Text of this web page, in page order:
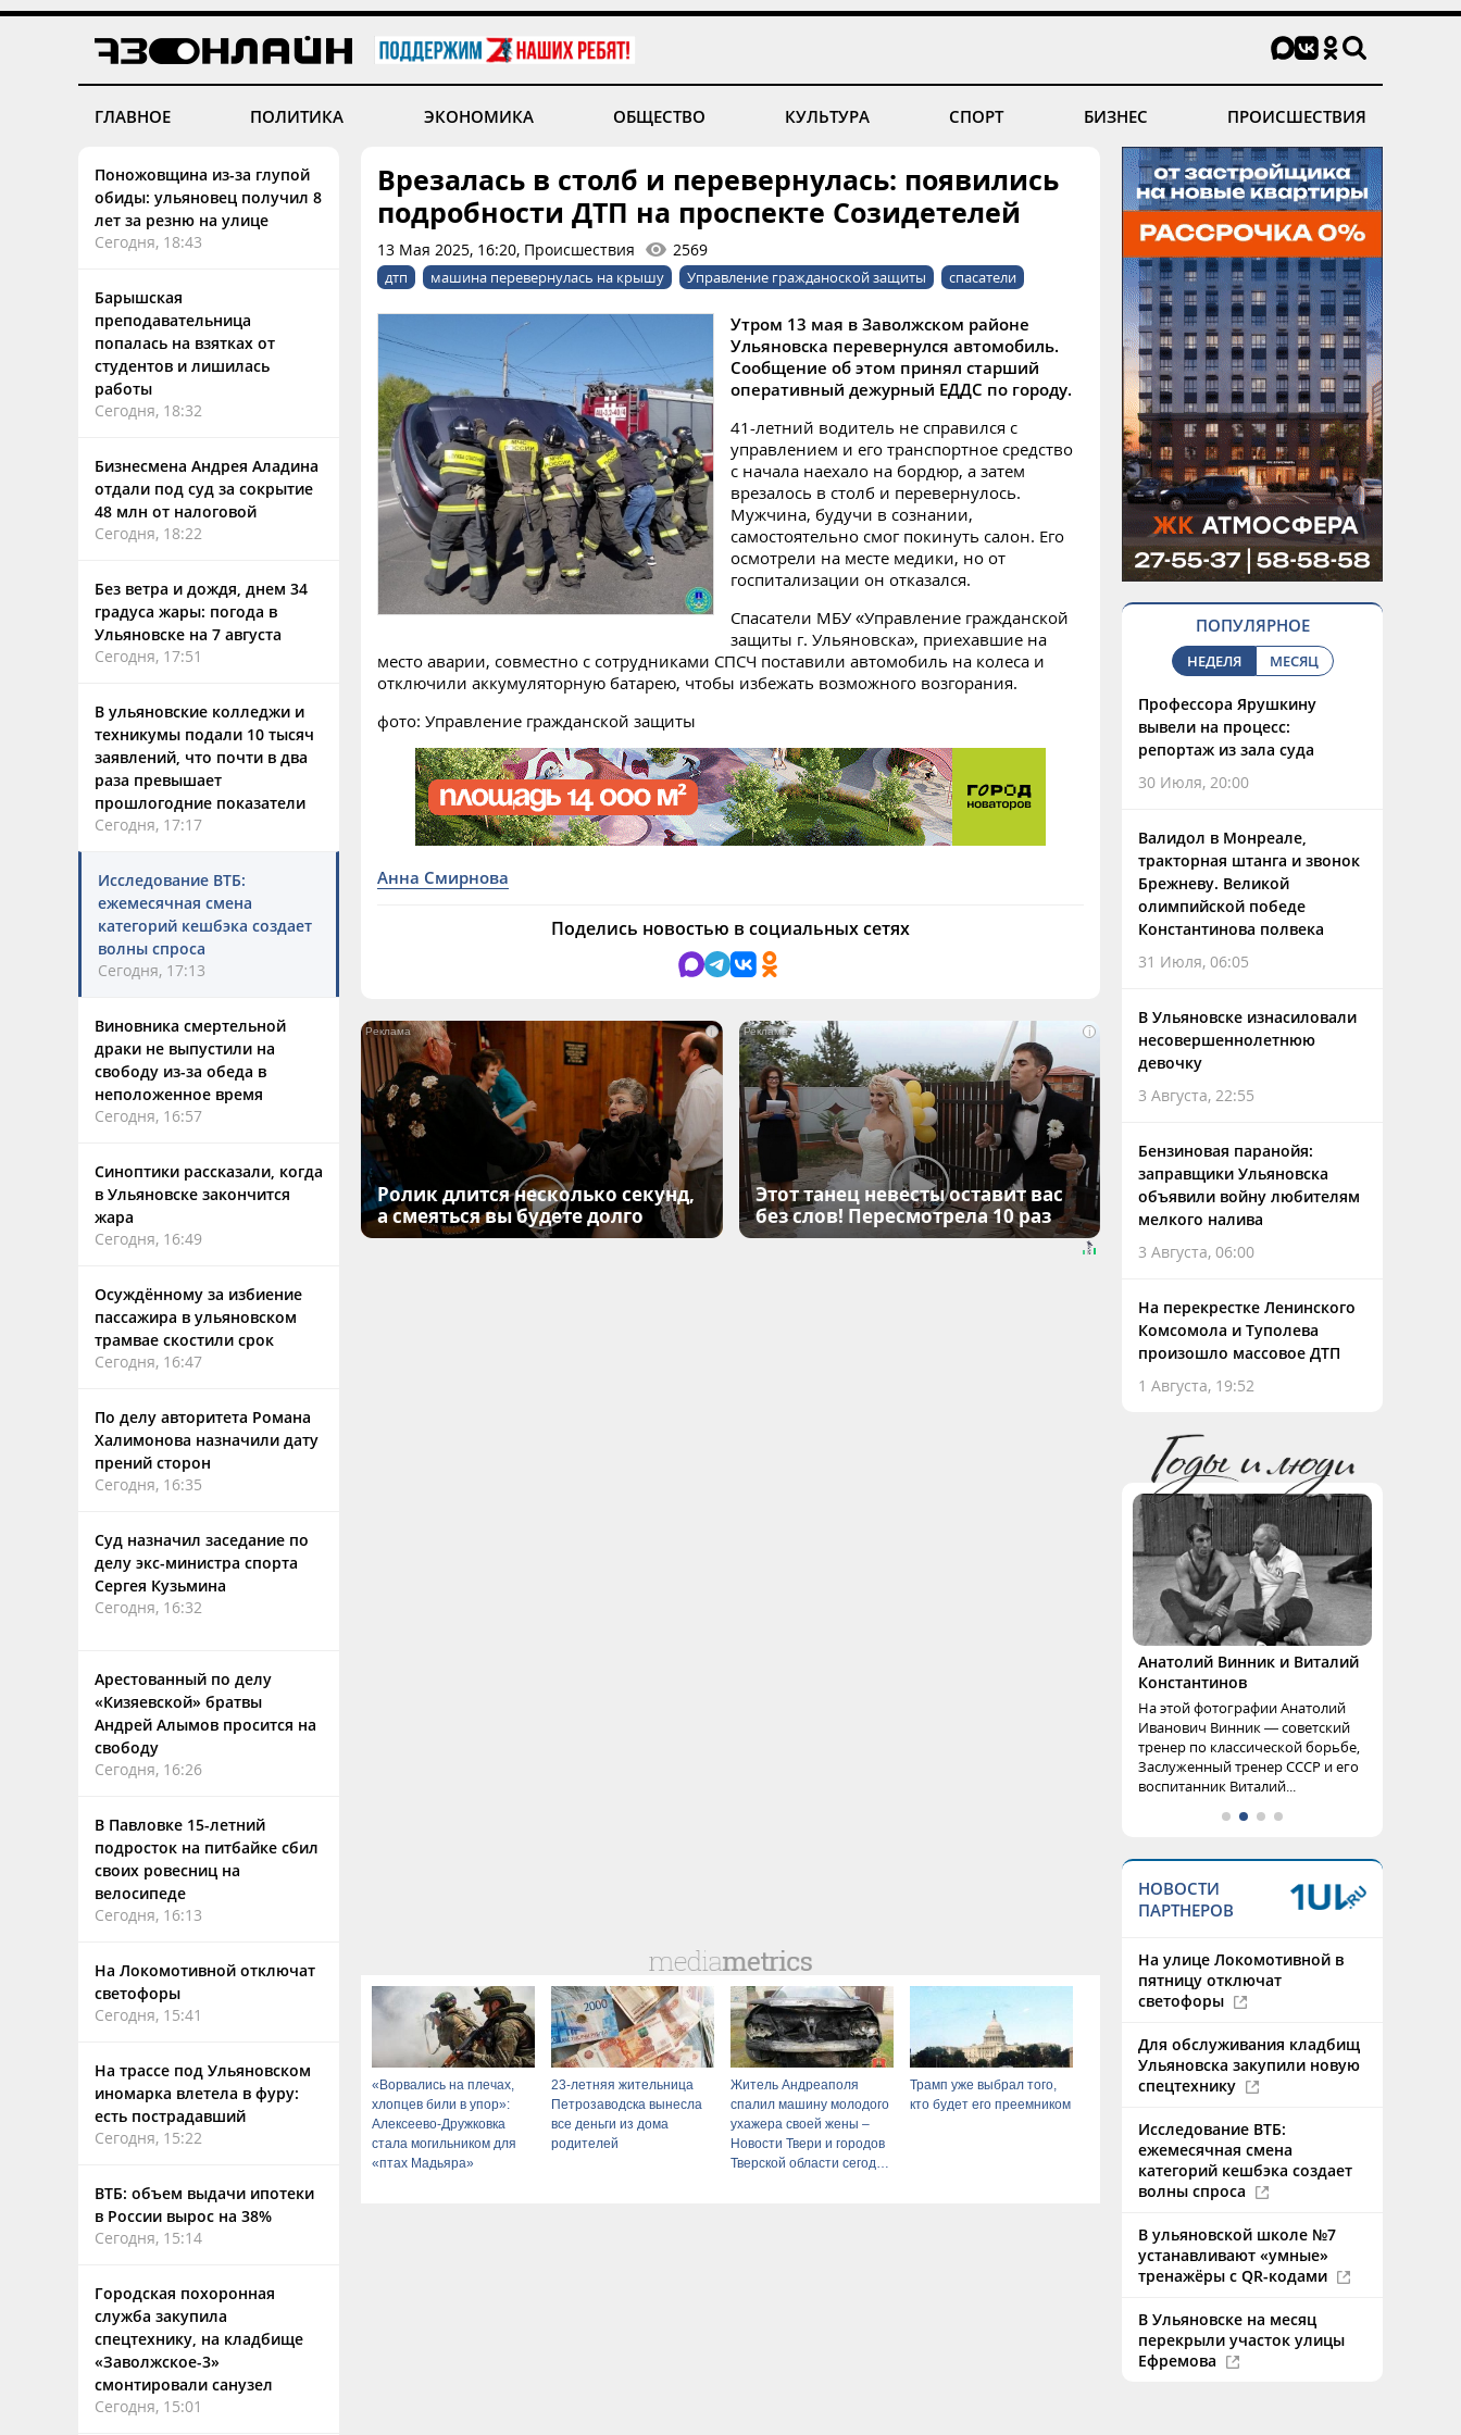
ГЛАВНОЕ ПОЛИТИКА ЭКОНОМИКА ОБЩЕСТВО КУЛЬТУРА СПОРТ БИЗНЕС ПРОИСШЕСТВИЯ
Поножовщина из-за глупой
обиды: ульяновец получил 8
лет за резню на улице
Сегодня, 18:43
Барышская
преподавательница
попалась на взятках от
студентов и лишилась
работы
Сегодня, 18:32
Бизнесмена Андрея Аладина
отдали под суд за сокрытие
48 млн от налоговой
Сегодня, 18:22
Без ветра и дождя, днем 34
градуса жары: погода в
Ульяновске на 7 августа
Сегодня, 17:51
В ульяновские колледжи и
техникумы подали 10 тысяч
заявлений, что почти в два
раза превышает
прошлогодние показатели
Сегодня, 17:17
Исследование ВТБ:
ежемесячная смена
категорий кешбэка создает
волны спроса
Сегодня, 17:13
Виновника смертельной
драки не выпустили на
свободу из-за обеда в
неположенное время
Сегодня, 16:57
Синоптики рассказали, когда
в Ульяновске закончится
жара
Сегодня, 16:49
Осуждённому за избиение
пассажира в ульяновском
трамвае скостили срок
Сегодня, 16:47
По делу авторитета Романа
Халимонова назначили дату
прений сторон
Сегодня, 16:35
Суд назначил заседание по
делу экс-министра спорта
Сергея Кузьмина
Сегодня, 16:32
Арестованный по делу
«Кизяевской» братвы
Андрей Алымов просится на
свободу
Сегодня, 16:26
В Павловке 15-летний
подросток на питбайке сбил
своих ровесниц на
велосипеде
Сегодня, 16:13
На Локомотивной отключат
светофоры
Сегодня, 15:41
На трассе под Ульяновском
иномарка влетела в фуру:
есть пострадавший
Сегодня, 15:22
ВТБ: объем выдачи ипотеки
в России вырос на 38%
Сегодня, 15:14
Городская похоронная
служба закупила
спецтехнику, на кладбище
«Заволжское-3»
смонтировали санузел
Сегодня, 15:01
Врезалась в столб и перевернулась: появились
подробности ДТП на проспекте Созидетелей
13 Мая 2025, 16:20, Происшествия 2569
дтп машина перевернулась на крышу Управление гражданоской защиты спасатели
Утром 13 мая в Заволжском районе
Ульяновска перевернулся автомобиль.
Сообщение об этом принял старший
оперативный дежурный ЕДДС по городу.
41-летний водитель не справился с
управлением и его транспортное средство
с начала наехало на бордюр, а затем
врезалось в столб и перевернулось.
Мужчина, будучи в сознании,
самостоятельно смог покинуть салон. Его
осмотрели на месте медики, но от
госпитализации он отказался.
Спасатели МБУ «Управление гражданской
защиты г. Ульяновска», приехавшие на
место аварии, совместно с сотрудниками СПСЧ поставили автомобиль на колеса и
отключили аккумуляторную батарею, чтобы избежать возможного возгорания.
фото: Управление гражданской защиты
Анна Смирнова
Поделись новостью в социальных сетях
i
Ролик длится несколько секунд,
а смеяться вы будете долго
i
Этот танец невесты оставит вас
без слов! Пересмотрела 10 раз
«Ворвались на плечах,
хлопцев били в упор»:
Алексеево-Дружковка
стала могильником для
«птах Мадьяра»
23-летняя жительница
Петрозаводска вынесла
все деньги из дома
родителей
Житель Андреаполя
спалил машину молодого
ухажера своей жены –
Новости Твери и городов
Тверской области сегодня
Трамп уже выбрал того,
кто будет его преемником
ПОПУЛЯРНОЕ
НЕДЕЛЯ МЕСЯЦ
Профессора Ярушкину
вывели на процесс:
репортаж из зала суда
30 Июля, 20:00
Валидол в Монреале,
тракторная штанга и звонок
Брежневу. Великой
олимпийской победе
Константинова полвека
31 Июля, 06:05
В Ульяновске изнасиловали
несовершеннолетнюю
девочку
3 Августа, 22:55
Бензиновая паранойя:
заправщики Ульяновска
объявили войну любителям
мелкого налива
3 Августа, 06:00
На перекрестке Ленинского
Комсомола и Туполева
произошло массовое ДТП
1 Августа, 19:52
Анатолий Винник и Виталий
Константинов
На этой фотографии Анатолий
Иванович Винник — советский
тренер по классической борьбе,
Заслуженный тренер СССР и его
воспитанник Виталий...
НОВОСТИ
ПАРТНЕРОВ
На улице Локомотивной в
пятницу отключат
светофоры
Для обслуживания кладбищ
Ульяновска закупили новую
спецтехнику
Исследование ВТБ:
ежемесячная смена
категорий кешбэка создает
волны спроса
В ульяновской школе №7
устанавливают «умные»
тренажёры с QR-кодами
В Ульяновске на месяц
перекрыли участок улицы
Ефремова